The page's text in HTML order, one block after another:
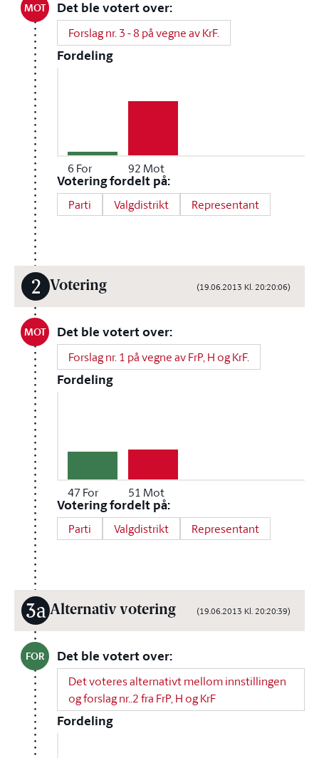
MOT Det ble votert over:
Forslag nr. 3 - 8 på vegne av KrF.
Fordeling
6 For 92 Mot
Votering fordelt på:
Parti Valgdistrikt Representant
2 Votering (19.06.2013 Kl. 20:20:06)
MOT Det ble votert over:
Forslag nr. 1 på vegne av FrP, H og KrF.
Fordeling
47 For 51 Mot
Votering fordelt på:
Parti Valgdistrikt Representant
3a Alternativ votering (19.06.2013 Kl. 20:20:39)
FOR Det ble votert over:
Det voteres alternativt mellom innstillingen
og forslag nr..2 fra FrP, H og KrF
Fordeling